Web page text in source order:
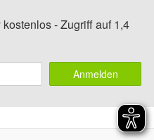
- Zugriff auf 1,4
Anmelden